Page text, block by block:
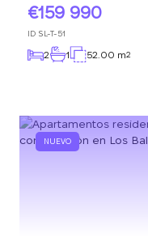
159 990
ID SL-T-51
2 1 52.00 m2
NUEVO